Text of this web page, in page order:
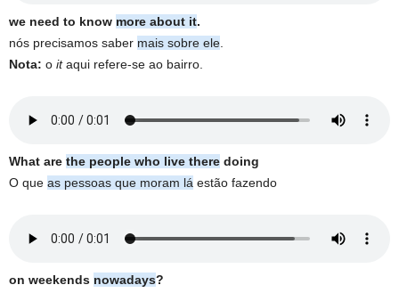
we need to know more about it.
nós precisamos saber mais sobre ele
Nota: o itaqui refere-se ao bairro.
What are the people who live there doing
O que as pessoas que moram lá estão fazendo
on weekends nowadays?